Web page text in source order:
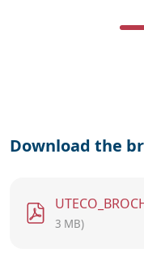
Download the
3 MB)